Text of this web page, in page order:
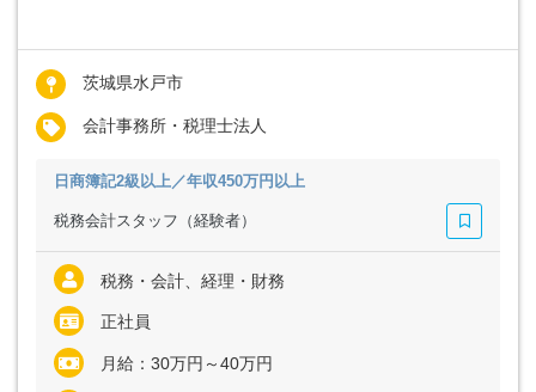
茨城県水戸市
会計事務所・税理士法人
日商簿記2級以上／年収450万円以上
税務会計スタッフ（経験者）
税務・会計、経理・財務
正社員
月給：30万円～40万円